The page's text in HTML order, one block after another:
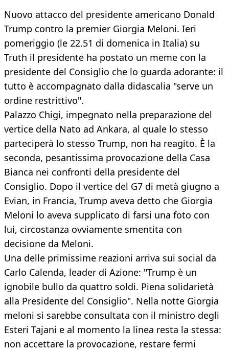
Nuovo attacco del presidente americano Donald
Trump contro la premier Giorgia Meloni. Ieri
pomeriggio (le 22.51 di domenica in Italia) su
Truth il presidente ha postato un meme con la
presidente del Consiglio che lo guarda adorante: il
tutto è accompagnato dalla didascalia "serve un
ordine restrittivo".
Palazzo Chigi, impegnato nella preparazione del
vertice della Nato ad Ankara, al quale lo stesso
parteciperà lo stesso Trump, non ha reagito. È la
seconda, pesantissima provocazione della Casa
Bianca nei confronti della presidente del
Consiglio. Dopo il vertice del G7 di metà giugno a
Evian, in Francia, Trump aveva detto che Giorgia
Meloni lo aveva supplicato di farsi una foto con
lui, circostanza ovviamente smentita con
decisione da Meloni.
Una delle primissime reazioni arriva sui social da
Carlo Calenda, leader di Azione: "Trump è un
ignobile bullo da quattro soldi. Piena solidarietà
alla Presidente del Consiglio". Nella notte Giorgia
meloni si sarebbe consultata con il ministro degli
Esteri Tajani e al momento la linea resta la stessa:
non accettare la provocazione, restare fermi